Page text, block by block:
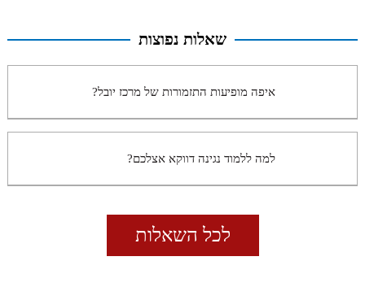
שאלות נפוצות
איפה מופיעות התזמורות של מרכז יובל?
למה ללמוד נגינה דווקא אצלכם?
לכל השאלות